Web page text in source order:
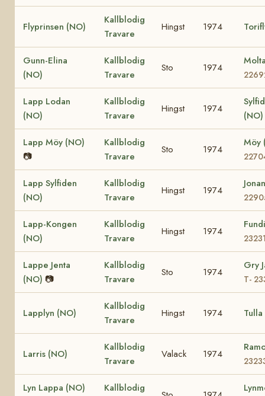
Flyprinsen (NO)
Kallblodig
Travare
Hingst 1974
Gunn-Elina
(NO)
Kallblodig
Travare
Sto 1974
Lapp Lodan
(NO)
Kallblodig
Travare
Hingst 1974
(NO)
Lapp Möy (NO)
📷
Kallblodig
Travare
Sto 1974
Möy
Lapp Sylfiden
(NO)
Kallblodig
Travare
Hingst 1974
Lapp-Kongen
(NO)
Kallblodig
Travare
Hingst 1974
Lappe Jenta
(NO) 📷
Kallblodig
Travare
Sto 1974
Gry
T-
Lapplyn (NO)
Kallblodig
Travare
Hingst 1974
Larris (NO)
Kallblodig
Travare
Valack 1974
Lyn Lappa (NO)
Kallblodig